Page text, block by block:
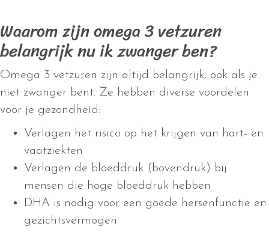
Waarom zijn omega 3 vetzuren
belangrijk nu ik zwanger ben?
Omega 3 vetzuren zijn altijd belangrijk, ook als je
niet zwanger bent. Ze hebben diverse voordelen
voor je gezondheid:
Verlagen het risico op het krijgen van hart- en
vaatziekten
Verlagen de bloeddruk (bovendruk) bij
mensen die hoge bloeddruk hebben
DHA is nodig voor een goede hersenfunctie en
gezichtsvermogen